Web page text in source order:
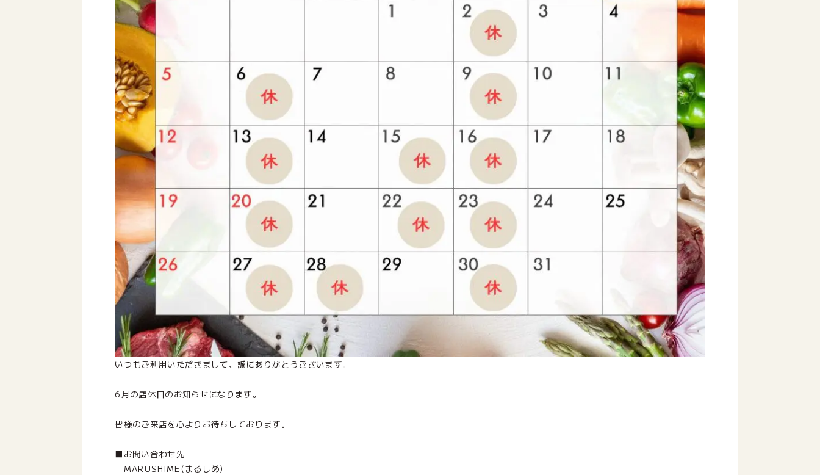
いつもご利用いただきまして、誠にありがとうございます。
6月の店休日のお知らせになります。
皆様のご来店を心よりお待ちしております。
■お問い合わせ先
MARUSHIME(まるしめ)